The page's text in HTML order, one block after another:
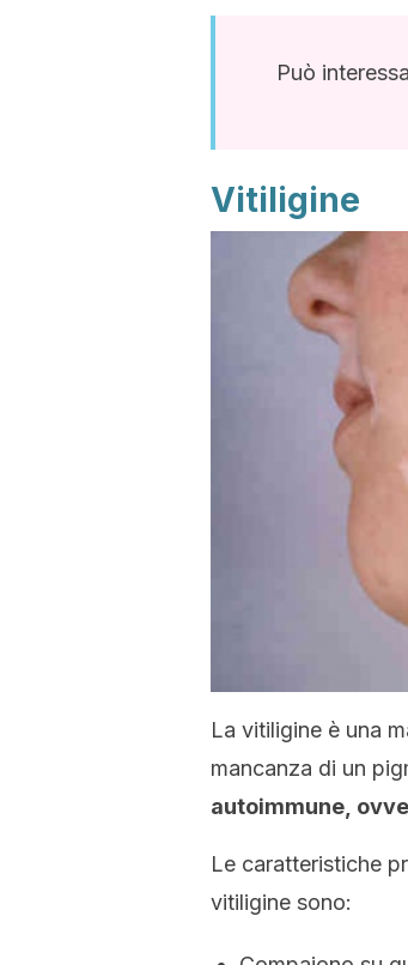
Può
Vitiligine
La vitiligine è una
mancanza di un
autoimmune,
Le caratteristiche
vitiligine sono: